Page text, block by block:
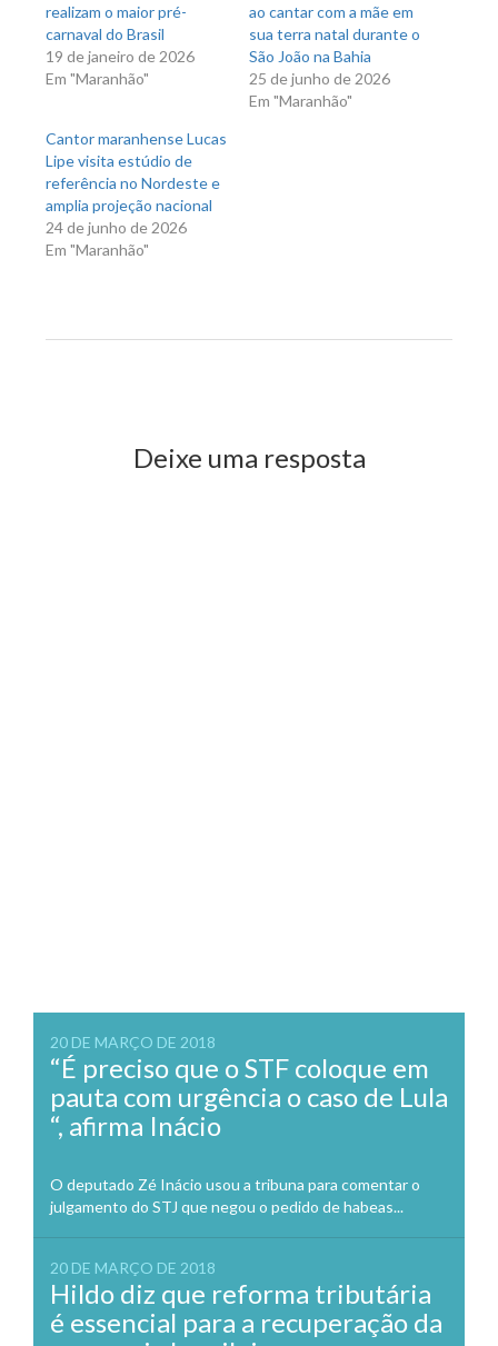
realizam o maior pré-
carnaval do Brasil
19 de janeiro de 2026
Em "Maranhão"
ao cantar com a mãe em
sua terra natal durante o
São João na Bahia
25 de junho de 2026
Em "Maranhão"
Cantor maranhense Lucas
Lipe visita estúdio de
referência no Nordeste e
amplia projeção nacional
24 de junho de 2026
Em "Maranhão"
Deixe uma resposta
20 DE MARÇO DE 2018
“É preciso que o STF coloque em
pauta com urgência o caso de Lula
“, afirma Inácio
O deputado Zé Inácio usou a tribuna para comentar o
julgamento do STJ que negou o pedido de habeas...
20 DE MARÇO DE 2018
Hildo diz que reforma tributária
é essencial para a recuperação da